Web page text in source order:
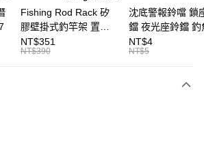
台中商業銀行
華泰商業銀行
遠東國際商業銀行
分期」，訂單成立後會自動跳轉到大哥付的交易
前往確認交易或遇審核未通過，訂單將自動取
到商品之後才付款」的支付方式。 讓您購物簡單
簡訊認證，即可結帳。
Fishing Rod Rack 矽
膠壁掛式釣竿架 置竿
架 壁鎖式竿架 釣竿展
示架 T1086
NT$351
NT$390
沈底警報鈴噹 鎖
鐺 夜光座鈴鐺 釣
鐺 沉底鈴鐺 1入 可插
Ø4.5x37mm夜光
NT$4
NT$5